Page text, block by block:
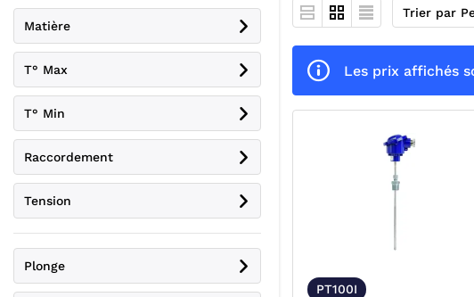
Trier par
Matière
T° Max
T° Min
Raccordement
Tension
Plonge
Les prix affichés
PT100I